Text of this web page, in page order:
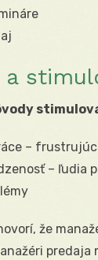
a
–
– ľudia
že